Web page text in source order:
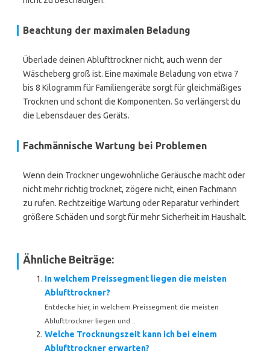
Beachtung der maximalen Beladung
Überlade deinen Ablufttrockner nicht, auch wenn der
Wäscheberg groß ist. Eine maximale Beladung von etwa 7
bis 8 Kilogramm für Familiengeräte sorgt für gleichmäßiges
Trocknen und schont die Komponenten. So verlängerst du
die Lebensdauer des Geräts.
Fachmännische Wartung bei Problemen
Wenn dein Trockner ungewöhnliche Geräusche macht oder
nicht mehr richtig trocknet, zögere nicht, einen Fachmann
zu rufen. Rechtzeitige Wartung oder Reparatur verhindert
größere Schäden und sorgt für mehr Sicherheit im Haushalt.
Ähnliche Beiträge:
In welchem Preissegment liegen die meisten
Ablufttrockner?
Entdecke hier, in welchem Preissegment die meisten
Ablufttrockner liegen und...
Welche Trocknungszeit kann ich bei einem
Ablufttrockner erwarten?